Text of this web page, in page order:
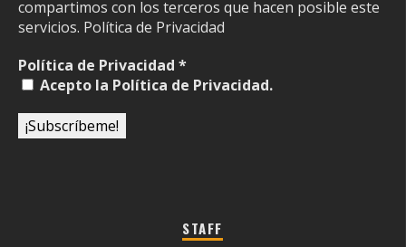
compartimos con los terceros que hacen posible este
servicios. Política de Privacidad
Política de Privacidad *
Acepto la Política de Privacidad.
STAFF